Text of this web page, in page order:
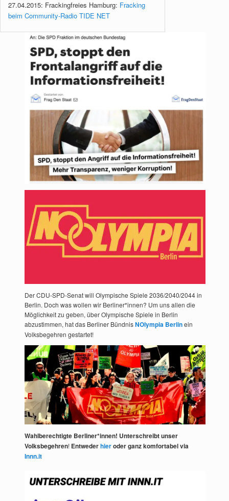
27.04.2015: Frackingfreies Hamburg: Fracking
beim Community-Radio TIDE NET
Der CDU-SPD-Senat will Olympische Spiele 2036/2040/2044 in
Berlin. Doch was wollen wir Berliner*innen? Um uns allen die
Möglichkeit zu geben, über Olympische Spiele in Berlin
abzustimmen, hat das Berliner BündnisNOlympia Berlinein
Volksbegehren gestartet!
Wahlberechtigte Berliner*innen! Unterschreibt unser
Volksbegehren! Entwederhieroder ganz komfortabel via
Innn.it